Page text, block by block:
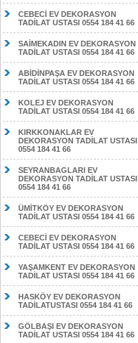
CEBECİ EV DEKORASYON
TADİLAT USTASI 0554 184 41 66
SAİMEKADIN EV DEKORASYON
TADİLAT USTASI 0554 184 41 66
ABİDİNPAŞA EV DEKORASYON
TADİLAT USTASI 0554 184 41 66
KOLEJ EV DEKORASYON
TADİLAT USTASI 0554 184 41 66
KIRKKONAKLAR EV
DEKORASYON TADİLAT USTASI
0554 184 41 66
SEYRANBAGLARI EV
DEKORASYON TADİLAT USTASI
0554 184 41 66
ÜMİTKÖY EV DEKORASYON
TADİLAT USTASI 0554 184 41 66
CEBECİ EV DEKORASYON
TADİLAT USTASI 0554 184 41 66
YAŞAMKENT EV DEKORASYON
TADİLAT USTASI 0554 184 41 66
HASKÖY EV DEKORASYON
TADİLATUSTASI 0554 184 41 66
GÖLBAŞI EV DEKORASYON
TADİLAT USTASI 0554 184 41 66